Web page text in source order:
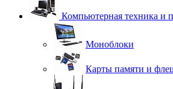
Компьютерная техника и
Моноблоки
Карты памяти и